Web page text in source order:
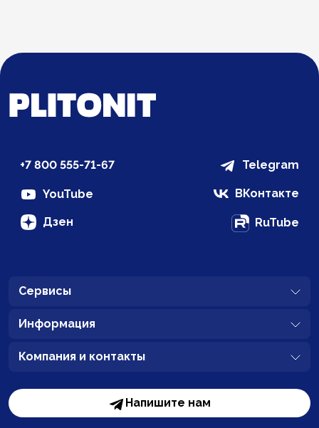
+7 800 555-71-67 Telegram
YouTube ВКонтакте
Дзен RuTube
Сервисы
Информация
Компания и контакты
Напишите нам